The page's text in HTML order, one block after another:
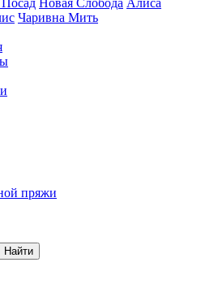
Новая Слобода Алиса
Чаривна Мить
пряжи
Найти